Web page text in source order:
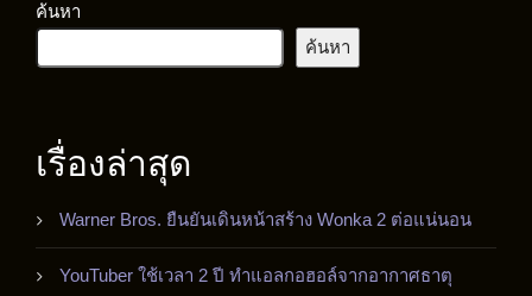
ค้นหา
ค้นหา
เรื่องล่าสุด
Warner Bros. ยืนยันเดินหน้าสร้าง Wonka 2 ต่อแน่นอน
YouTuber ใช้เวลา 2 ปี ทำแอลกอฮอล์จากอากาศธาตุ